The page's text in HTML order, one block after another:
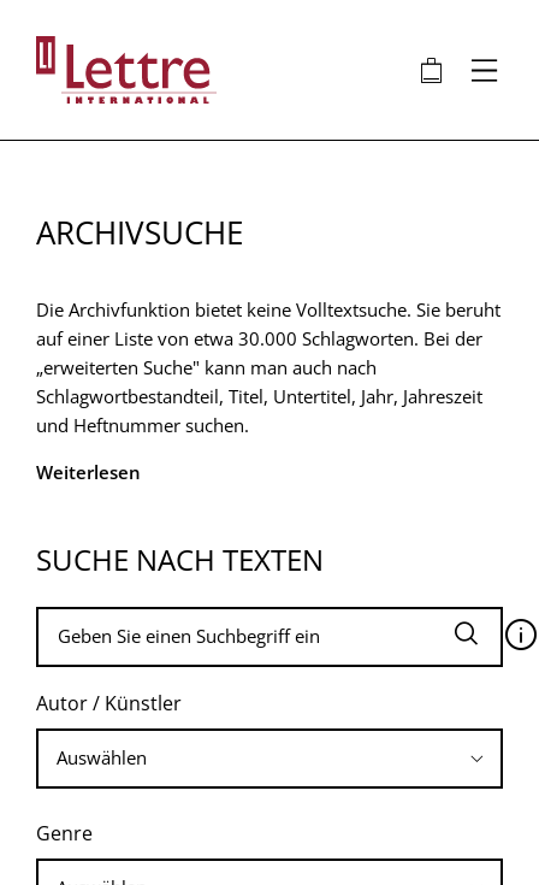
Inhalt
🛍 ⋮
ARCHIVSUCHE
Die Archivfunktion bietet keine Volltextsuche. Sie beruht
auf einer Liste von etwa 30.000 Schlagworten. Bei der
„erweiterten Suche" kann man auch nach
Schlagwortbestandteil, Titel, Untertitel, Jahr, Jahreszeit
und Heftnummer suchen.
Weiterlesen
SUCHE NACH TEXTEN
🛈
Autor / Künstler
Genre